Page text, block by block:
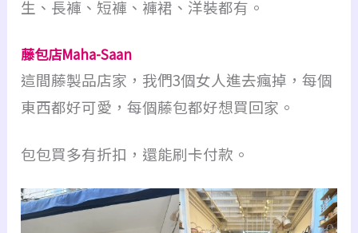
生、長褲、短褲、褲裙、洋裝都有。
藤包店Maha-Saan
這間藤製品店家，我們3個女人進去瘋掉，每個
東西都好可愛，每個藤包都好想買回家。
包包買多有折扣，還能刷卡付款。